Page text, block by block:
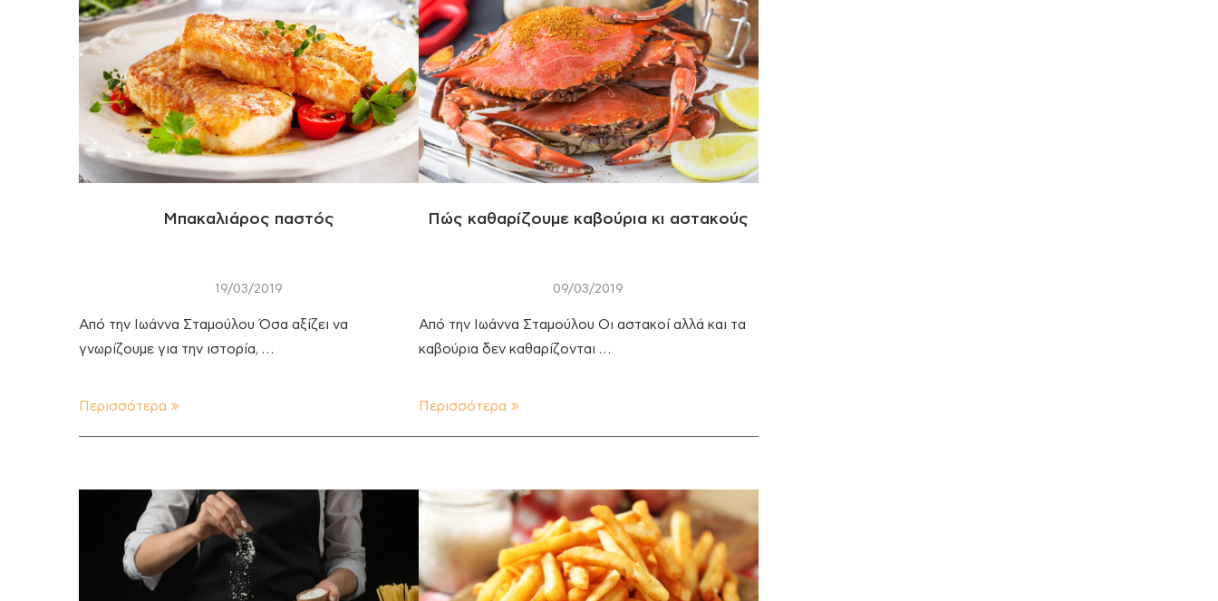
Μπακαλιάρος παστός
19/03/2019
Από την Ιωάννα Σταμούλου Όσα αξίζει να
γνωρίζουμε για την ιστορία, …
Περισσότερα
Πώς καθαρίζουμε καβούρια κι αστακούς
09/03/2019
Από την Ιωάννα Σταμούλου Οι αστακοί αλλά και τα
καβούρια δεν καθαρίζονται …
Περισσότερα